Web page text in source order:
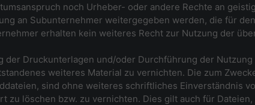
noch Urheber- oder andere Rechte an
an Subunternehmer weitergegeben werden, die für
erhalten kein weiteres Recht zur Nutzung der
der Druckunterlagen und/oder Durchführung der
weiteres Material zu vernichten. Die zum
sind ohne weiteres schriftliches Einverständnis
zu löschen bzw. zu vernichten. Dies gilt auch für